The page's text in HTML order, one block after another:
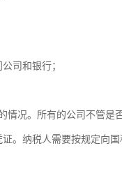
公司和银行；
情况。所有的公司不管是
。纳税人需要按规定向国